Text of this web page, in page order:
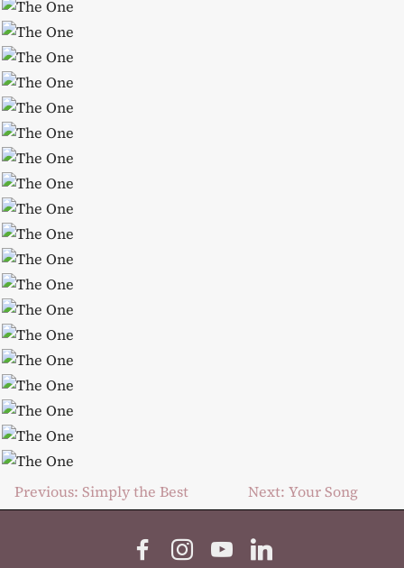
Post
Previous: Simply the Best Next: Your Song
Facebook
Instagram
YouTubeLinkedIn